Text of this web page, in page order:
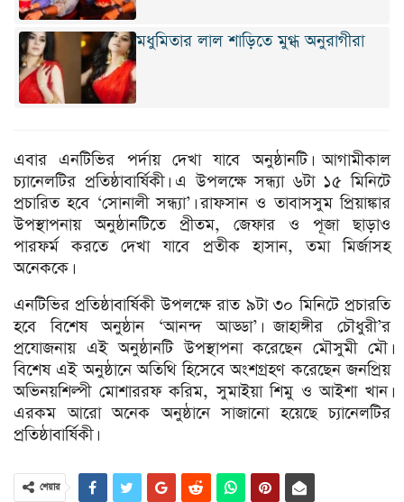
মধুমিতার লাল শাড়িতে মুগ্ধ অনুরাগীরা
এবার এনটিভির পর্দায় দেখা যাবে অনুষ্ঠানটি। আগামীকাল
চ্যানেলটির প্রতিষ্ঠাবার্ষিকী। এ উপলক্ষে সন্ধ্যা ৬টা ১৫ মিনিটে
প্রচারিত হবে ‘সোনালী সন্ধ্যা’। রাফসান ও তাবাসসুম প্রিয়াঙ্কার
উপস্থাপনায় অনুষ্ঠানটিতে প্রীতম, জেফার ও পূজা ছাড়াও
পারফর্ম করতে দেখা যাবে প্রতীক হাসান, তমা মির্জাসহ
অনেককে।
এনটিভির প্রতিষ্ঠাবার্ষিকী উপলক্ষে রাত ৯টা ৩০ মিনিটে প্রচারতি
হবে বিশেষ অনুষ্ঠান ‘আনন্দ আড্ডা’। জাহাঙ্গীর চৌধুরী’র
প্রযোজনায় এই অনুষ্ঠানটি উপস্থাপনা করেছেন মৌসুমী মৌ।
বিশেষ এই অনুষ্ঠানে অতিথি হিসেবে অংশগ্রহণ করেছেন জনপ্রিয়
অভিনয়শিল্পী মোশাররফ করিম, সুমাইয়া শিমু ও আইশা খান।
এরকম আরো অনেক অনুষ্ঠানে সাজানো হয়েছে চ্যানেলটির
প্রতিষ্ঠাবার্ষিকী।
শেয়ার